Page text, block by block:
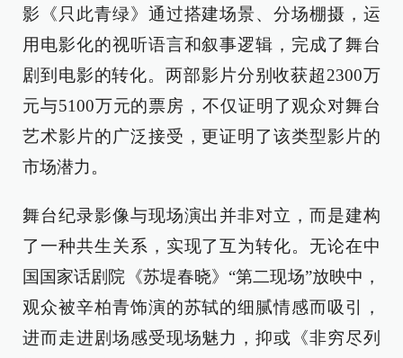
影《只此青绿》通过搭建场景、分场棚摄，运
用电影化的视听语言和叙事逻辑，完成了舞台
剧到电影的转化。两部影片分别收获超2300万
元与5100万元的票房，不仅证明了观众对舞台
艺术影片的广泛接受，更证明了该类型影片的
市场潜力。
舞台纪录影像与现场演出并非对立，而是建构
了一种共生关系，实现了互为转化。无论在中
国国家话剧院《苏堤春晓》“第二现场”放映中，
观众被辛柏青饰演的苏轼的细腻情感而吸引，
进而走进剧场感受现场魅力，抑或《非穷尽列